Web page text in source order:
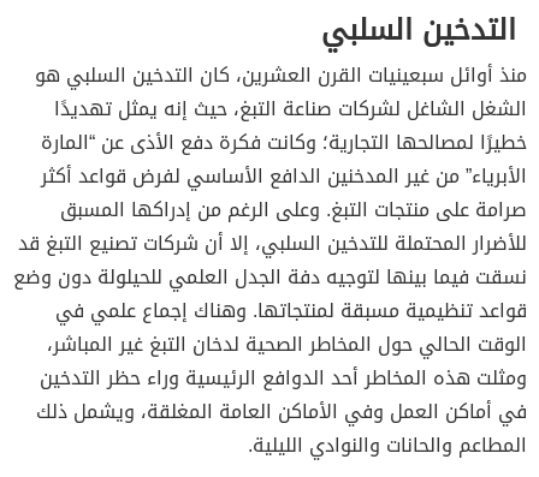
التدخين السلبي
منذ أوائل سبعينيات القرن العشرين، كان التدخين السلبي هو
الشغل الشاغل لشركات صناعة التبغ، حيث إنه يمثل تهديدًا
خطيرًا لمصالحها التجارية؛ وكانت فكرة دفع الأذى عن “المارة
الأبرياء” من غير المدخنين الدافع الأساسي لفرض قواعد أكثر
صرامة على منتجات التبغ. وعلى الرغم من إدراكها المسبق
للأضرار المحتملة للتدخين السلبي، إلا أن شركات تصنيع التبغ قد
نسقت فيما بينها لتوجيه دفة الجدل العلمي للحيلولة دون وضع
قواعد تنظيمية مسبقة لمنتجاتها. وهناك إجماع علمي في
الوقت الحالي حول المخاطر الصحية لدخان التبغ غير المباشر،
ومثلت هذه المخاطر أحد الدوافع الرئيسية وراء حظر التدخين
في أماكن العمل وفي الأماكن العامة المغلقة، ويشمل ذلك
المطاعم والحانات والنوادي الليلية.